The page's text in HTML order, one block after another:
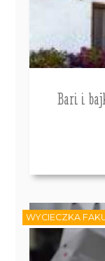
Bari i
WYCIECZKA